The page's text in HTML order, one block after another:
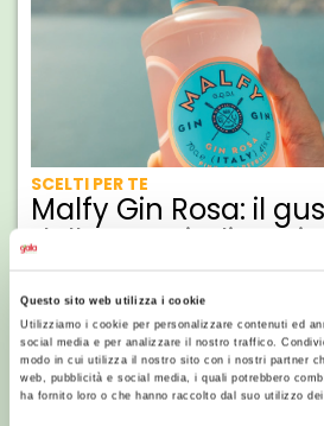
Questo sito web utilizza i cookie
Utilizziamo i cookie per personalizzare contenuti ed
social media e per analizzare il nostro traffico.
modo in cui utilizza il nostro sito con i nostri partner
web, pubblicità e social media, i quali potrebbero
ha fornito loro o che hanno raccolto dal suo utilizzo
SCELTI PER TE
Malfy Gin Rosa: il
dell’estate italiana